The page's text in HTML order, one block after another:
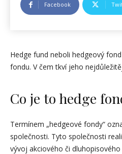
Facebook
Hedge fund neboli hedgeový
fondu. V čem tkví jeho
Co je to hedge
Termínem „hedgeové fondy“
společnosti. Tyto společnosti
vývoj akciového či